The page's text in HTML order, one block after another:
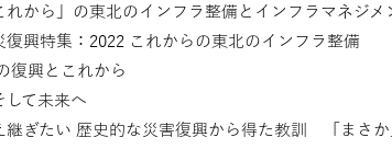
れから」の東北のインフラ整備とインフラマネジメ
興特集：2022 これからの東北のインフラ整備
復興とこれから
して未来へ
ぎたい 歴史的な災害復興から得た教訓 「まさか